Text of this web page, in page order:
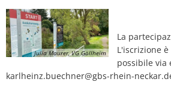
Julia Maurer, VG Göllheim
La
L'iscrizione
possibile via
karlheinz.buechner@gbs-rhein-